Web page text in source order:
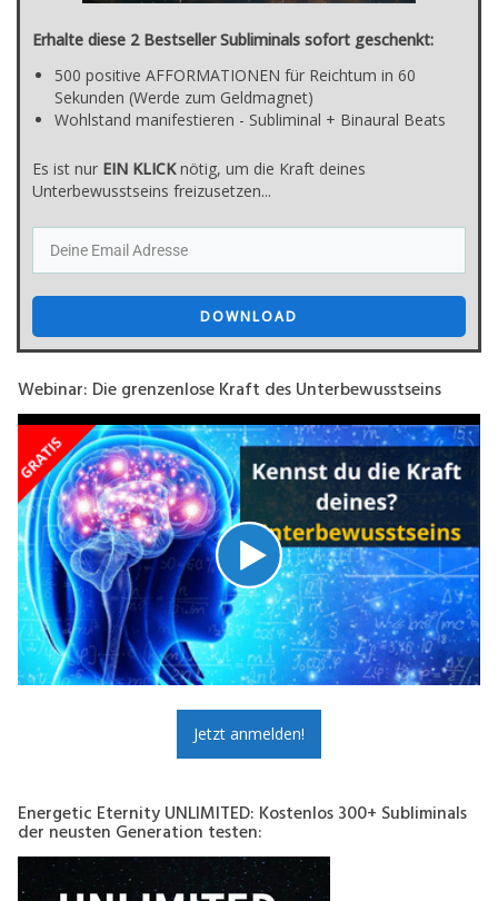
Erhalte diese 2 Bestseller Subliminals sofort geschenkt:
500 positive AFFORMATIONEN für Reichtum in 60
Sekunden (Werde zum Geldmagnet)
Wohlstand manifestieren - Subliminal + Binaural Beats
Es ist nur EIN KLICKnötig, um die Kraft deines
Unterbewusstseins freizusetzen...
DOWNLOAD
Webinar: Die grenzenlose Kraft des Unterbewusstseins
Jetzt anmelden!
Energetic Eternity UNLIMITED: Kostenlos 300+ Subliminals
der neusten Generation testen: